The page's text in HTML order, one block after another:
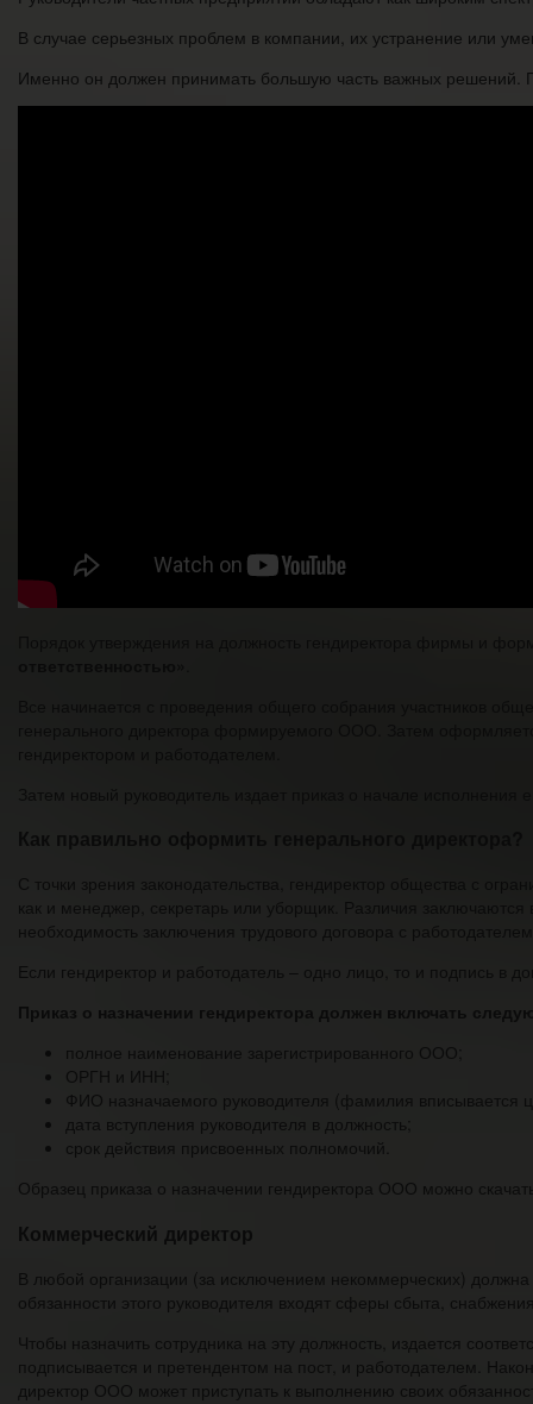
В случае серьезных проблем в компании, их устранение или
Именно он должен принимать большую часть важных решений.
С точки зрения законодательства, гендиректор общества с
как и менеджер, секретарь или уборщик. Различия
необходимость заключения трудового договора с
Если гендиректор и работодатель – одно лицо, то и подпись в
Приказ о назначении гендиректора должен включать
полное наименование зарегистрированного ООО;
ОРГН и ИНН;
ФИО назначаемого руководителя (фамилия вписывается
дата вступления руководителя в должность;
срок действия присвоенных полномочий.
Образец приказа о назначении гендиректора ООО можно
Коммерческий директор
В любой организации (за исключением некоммерческих)
обязанности этого руководителя входят сферы сбыта,
Чтобы назначить сотрудника на эту должность, издается
подписывается и претендентом на пост, и работодателем.
директор ООО может приступать к выполнению своих